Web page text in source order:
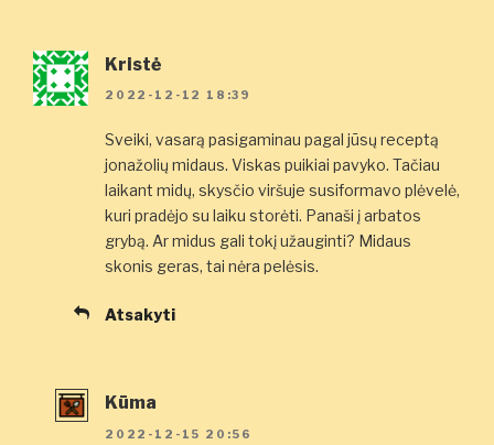
Kristė
2022-12-12 18:39
Sveiki, vasarą pasigaminau pagal jūsų receptą
jonažolių midaus. Viskas puikiai pavyko. Tačiau
laikant midų, skysčio viršuje susiformavo plėvelė,
kuri pradėjo su laiku storėti. Panaši į arbatos
grybą. Ar midus gali tokį užauginti? Midaus
skonis geras, tai nėra pelėsis.
Atsakyti
Kūma
2022-12-15 20:56